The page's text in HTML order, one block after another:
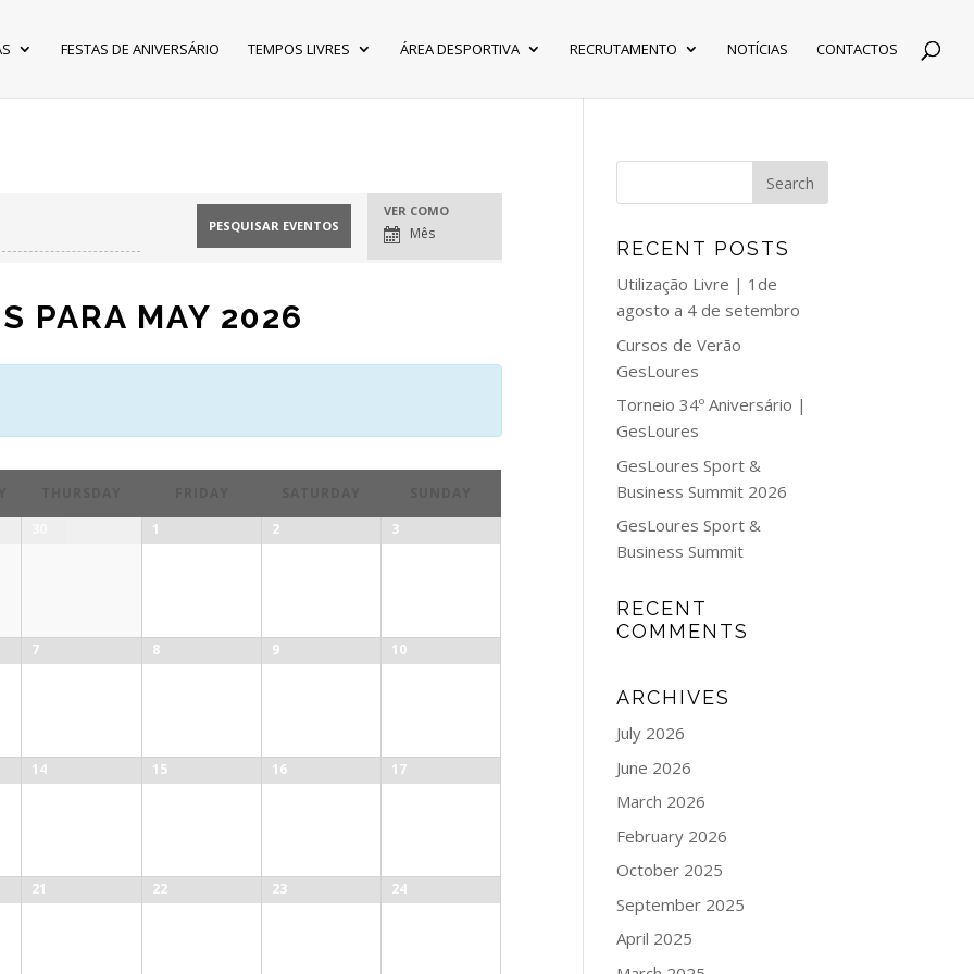
FESTAS DE ANIVERSÁRIO TEMPOS LIVRES ÁREA DESPORTIVA RECRUTAMENTO NOTÍCIAS CONTACTOS
NAVEGAÇÃO
DE
EVENTOS
VER COMO
Mês
PARA MAY 2026
1 2 3
7 8 9 10
14 15 16 17
21 22 23 24
RECENT POSTS
Utilização Livre | 1de
agosto a 4 de setembro
Cursos de Verão
GesLoures
Torneio 34º Aniversário |
GesLoures
GesLoures Sport &
Business Summit 2026
GesLoures Sport &
Business Summit
RECENT
COMMENTS
ARCHIVES
July 2026
June 2026
March 2026
February 2026
October 2025
September 2025
April 2025